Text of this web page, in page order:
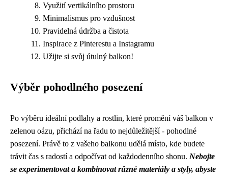
Využití vertikálního prostoru
Minimalismus pro vzdušnost
Pravidelná údržba a čistota
Inspirace z Pinterestu a Instagramu
Užijte si svůj útulný balkon!
Výběr pohodlného posezení
Po výběru ideální podlahy a rostlin, které promění váš balkon v
zelenou oázu, přichází na řadu to nejdůležitější - pohodlné
posezení. Právě to z vašeho balkonu udělá místo, kde budete
trávit čas s radostí a odpočívat od každodenního shonu. Nebojte
se experimentovat a kombinovat různé materiály a styly, abyste